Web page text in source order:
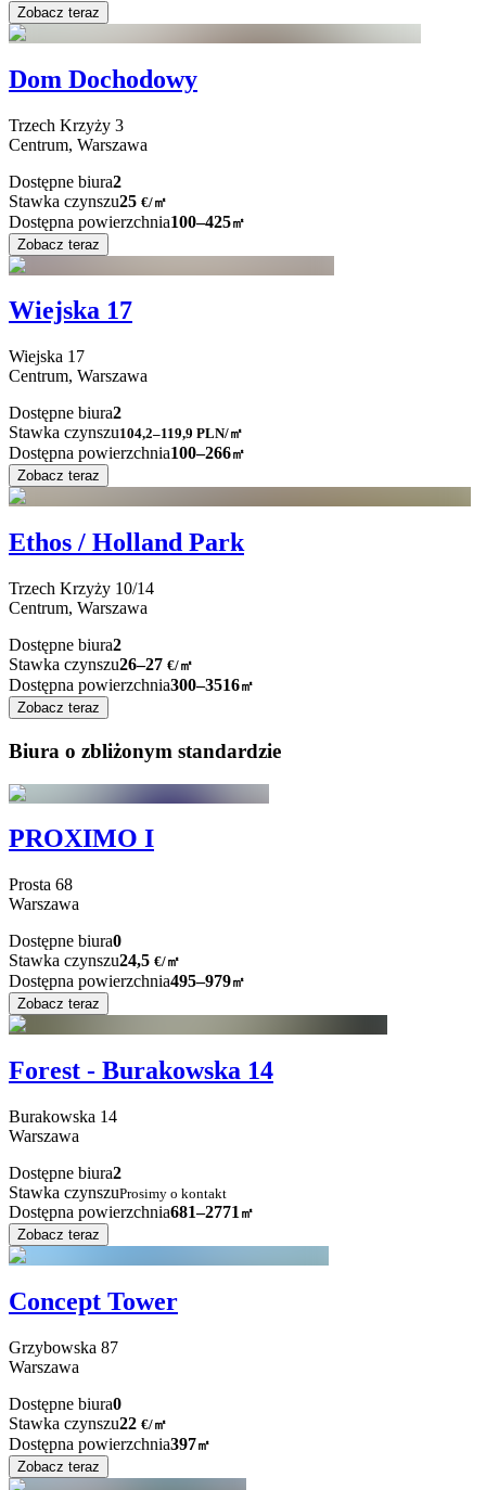
Zobacz teraz
Dom Dochodowy
Trzech Krzyży 3
Centrum, Warszawa
Dostępne biura2
Stawka czynszu25 €/㎡
Dostępna powierzchnia100–425㎡
Zobacz teraz
Wiejska 17
Wiejska 17
Centrum, Warszawa
Dostępne biura2
Stawka czynszu104,2–119,9 PLN/㎡
Dostępna powierzchnia100–266㎡
Zobacz teraz
Ethos / Holland Park
Trzech Krzyży 10/14
Centrum, Warszawa
Dostępne biura2
Stawka czynszu26–27 €/㎡
Dostępna powierzchnia300–3516㎡
Zobacz teraz
Biura o zbliżonym standardzie
PROXIMO I
Prosta 68
Warszawa
Dostępne biura0
Stawka czynszu24,5 €/㎡
Dostępna powierzchnia495–979㎡
Zobacz teraz
Forest - Burakowska 14
Burakowska 14
Warszawa
Dostępne biura2
Stawka czynszuProsimy o kontakt
Dostępna powierzchnia681–2771 ㎡
Zobacz teraz
Concept Tower
Grzybowska 87
Warszawa
Dostępne biura0
Stawka czynszu22 €/㎡
Dostępna powierzchnia397㎡
Zobacz teraz